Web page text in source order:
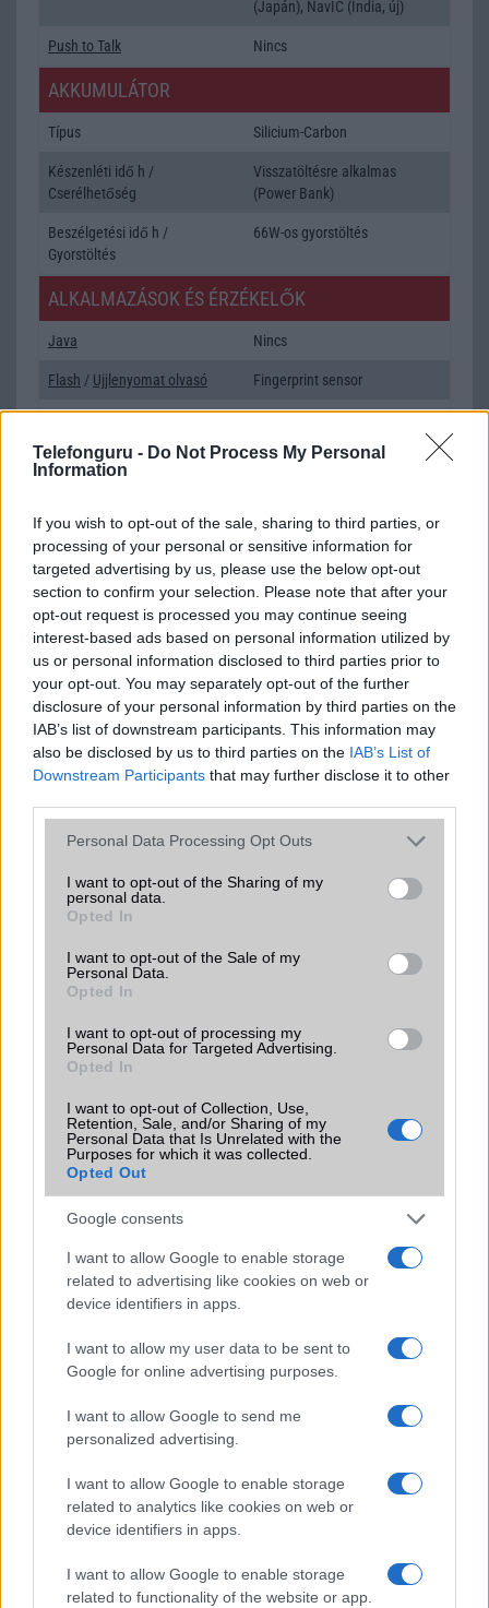
Telefonguru - Do Not Process My Personal
Information
If you wish to opt-out of the sale, sharing to third parties, or
processing of your personal or sensitive information for
targeted advertising by us, please use the below opt-out
section to confirm your selection. Please note that after your
opt-out request is processed you may continue seeing
interest-based ads based on personal information utilized by
us or personal information disclosed to third parties prior to
your opt-out. You may separately opt-out of the further
disclosure of your personal information by third parties on the
IAB’s list of downstream participants. This information may
also be disclosed by us to third parties on the IAB’s List of
Downstream Participants that may further disclose it to other
Please note that this website/app uses one or more Google
not limited to your visit or usage behaviour. You may click to
grant or deny consent to Google and its third-party tags to
use your data for below specified purposes in below Google
consent section.
Personal Data Processing Opt Outs
I want to opt-out of the Sharing of my
personal data.
Opted In
I want to opt-out of the Sale of my
Personal Data.
Opted In
I want to opt-out of processing my
Personal Data for Targeted Advertising.
Opted In
I want to opt-out of Collection, Use,
Retention, Sale, and/or Sharing of my
Personal Data that Is Unrelated with the
Purposes for which it was collected.
Opted Out
Google consents
I want to allow Google to enable storage
related to advertising like cookies on web or
device identifiers in apps.
I want to allow my user data to be sent to
Google for online advertising purposes.
I want to allow Google to send me
personalized advertising.
I want to allow Google to enable storage
related to analytics like cookies on web or
device identifiers in apps.
I want to allow Google to enable storage
related to functionality of the website or app.
(Japán), NavIC (India, új)
Push to Talk Nincs
AKKUMULÁTOR
Típus Silicium-Carbon
Készenléti idő h /
Cserélhetőség
Visszatöltésre alkalmas
(Power Bank)
Beszélgetési idő h /
Gyorstöltés
66W-os gyorstöltés
ALKALMAZÁSOK ÉS ÉRZÉKELŐK
Java Nincs
Flash / Ujjlenyomat olvasó Fingerprint sensor
SNS integráció alap szolgáltatás
Organizer alap szolgáltatás
Office alkalmazások alap szolgáltatás
Iránytũ ecompass
Extrák High-bitrate audio support
EGYÉB
Vibra jelzés alap szolgáltatás
SIM típus nanoSIM
SIM-ek száma 2
Flight mode Van
Funkciók
Brand Nincs
Védelem
Limited Edition Nincs
SAR
N/A = Nincs adat. Legutóbbi frissítés: 2026-07-13 19:00:00
Új és Használt GSM kiemelt ajánlatok
360.000 Ft (új)